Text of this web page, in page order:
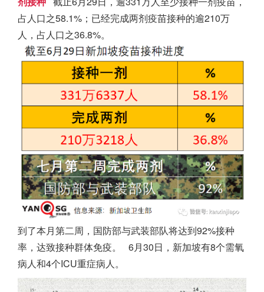
占人口之58.1%；已经完成两剂疫苗接种的逾210万
人，占人口之36.8%。
到了本月第二周，国防部与武装部队将达到92%接种
率，达致接种群体免疫。
6月30日， 新加坡有8个需氧
病人和4个ICU重症病人。